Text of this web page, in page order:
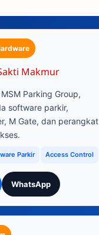
Makmur
Parking Group,
software parkir,
M Gate, dan perangkat
Parkir Access Control
WhatsApp